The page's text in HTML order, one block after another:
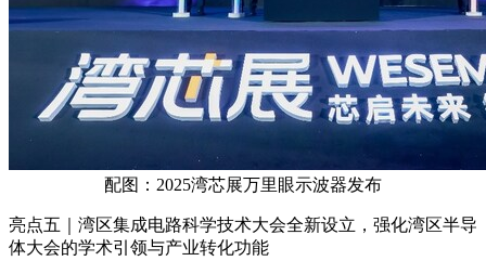
配图：2025湾芯展万里眼示波器发布
亮点五｜湾区集成电路科学技术大会全新设立，强化湾区半导
体大会的学术引领与产业转化功能